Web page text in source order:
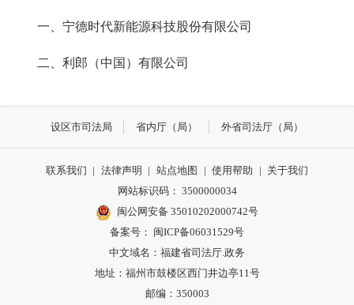
一、宁德时代新能源科技股份有限公司
二、利郎（中国）有限公司
设区市司法局 省内厅（局） 外省司法厅（局）
联系我们 | 法律声明 | 站点地图 | 使用帮助 | 关于我们
网站标识码： 3500000034
闽公网安备 35010202000742号
备案号： 闽ICP备06031529号
中文域名：福建省司法厅.政务
地址：福州市鼓楼区西门井边亭11号
邮编：350003